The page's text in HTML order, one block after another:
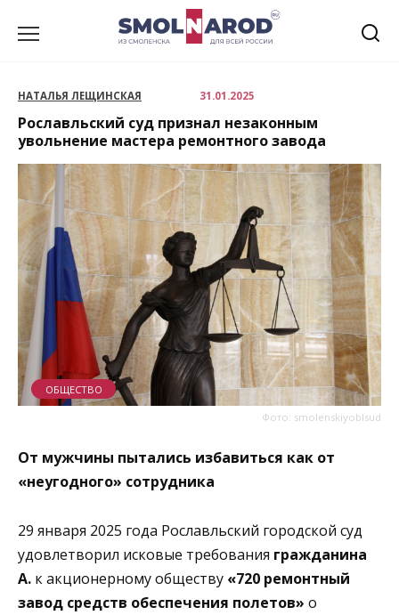
НАТАЛЬЯ ЛЕЩИНСКАЯ 31.01.2025
Рославльский суд признал незаконным
увольнение мастера ремонтного завода
Фото: smolenskiyoblsud
ОБЩЕСТВО
От мужчины пытались избавиться как от
«неугодного» сотрудника
29 января 2025 года Рославльский городской суд
удовлетворил исковые требования гражданина
А. к акционерному обществу «720 ремонтный
завод средств обеспечения полетов» о